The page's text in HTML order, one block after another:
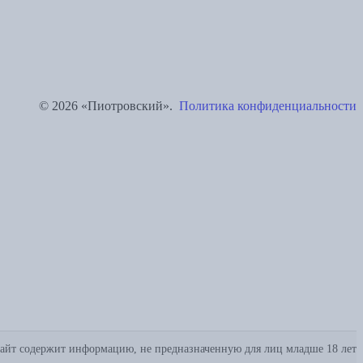
© 2026 «Пиотровский». Политика конфиденциальности
содержит информацию, не предназначенную для лиц младше 18 лет